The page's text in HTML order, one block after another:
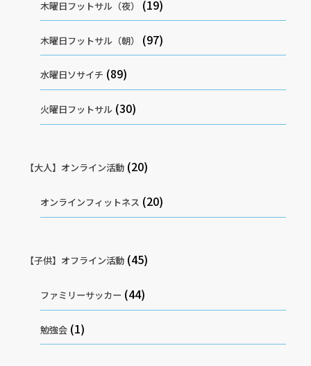
木曜日フットサル（夜） (19)
木曜日フットサル（朝） (97)
水曜日ソサイチ (89)
火曜日フットサル (30)
【大人】オンライン活動(20)
オンラインフィットネス (20)
【子供】オフライン活動(45)
ファミリーサッカー (44)
勉強会 (1)